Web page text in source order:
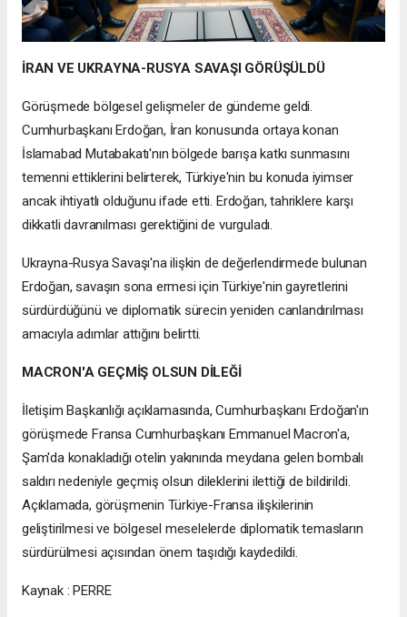
İRAN VE UKRAYNA-RUSYA SAVAŞI GÖRÜŞÜLDÜ
Görüşmede bölgesel gelişmeler de gündeme geldi.
Cumhurbaşkanı Erdoğan, İran konusunda ortaya konan
İslamabad Mutabakatı'nın bölgede barışa katkı sunmasını
temenni ettiklerini belirterek, Türkiye'nin bu konuda iyimser
ancak ihtiyatlı olduğunu ifade etti. Erdoğan, tahriklere karşı
dikkatli davranılması gerektiğini de vurguladı.
Ukrayna-Rusya Savaşı'na ilişkin de değerlendirmede bulunan
Erdoğan, savaşın sona ermesi için Türkiye'nin gayretlerini
sürdürdüğünü ve diplomatik sürecin yeniden canlandırılması
amacıyla adımlar attığını belirtti.
MACRON'A GEÇMİŞ OLSUN DİLEĞİ
İletişim Başkanlığı açıklamasında, Cumhurbaşkanı Erdoğan'ın
görüşmede Fransa Cumhurbaşkanı Emmanuel Macron'a,
Şam'da konakladığı otelin yakınında meydana gelen bombalı
saldırı nedeniyle geçmiş olsun dileklerini ilettiği de bildirildi.
Açıklamada, görüşmenin Türkiye-Fransa ilişkilerinin
geliştirilmesi ve bölgesel meselelerde diplomatik temasların
sürdürülmesi açısından önem taşıdığı kaydedildi.
Kaynak : PERRE